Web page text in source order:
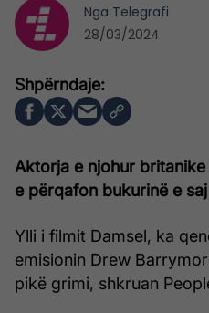
Aktorja e njohur
e përqafon bukurinë e
Ylli i filmit Damsel, ka
emisionin Drew
pikë grimi, shkruan
Nga Telegrafi
28/03/2024